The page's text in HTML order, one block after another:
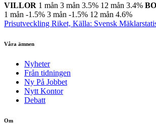
VILLOR 1 mån 3 mån 3.5% 12 mån 3.4%
1 mån -1.5% 3 mån -1.5% 12 mån 4.6%
Prisutveckling Riket, Källa: Svensk
Våra ämnen
Nyheter
Från tidningen
Ny På Jobbet
Nytt Kontor
Debatt
Om